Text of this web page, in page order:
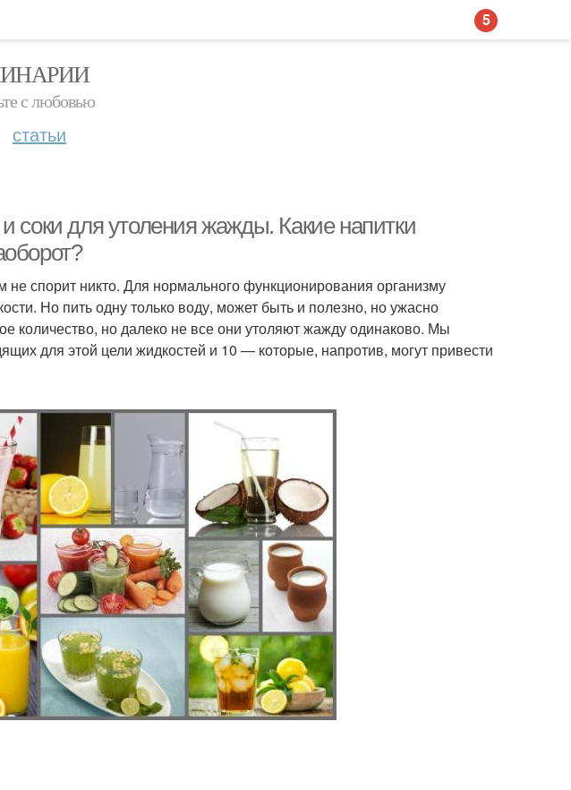
с любовью
статьи
соки для утоления жажды. Какие напитки
спорит никто. Для нормального функционирования организму
Но пить одну только воду, может быть и полезно, но ужасно
количество, но далеко не все они утоляют жажду одинаково. Мы
для этой цели жидкостей и 10 — которые, напротив, могут привести
5